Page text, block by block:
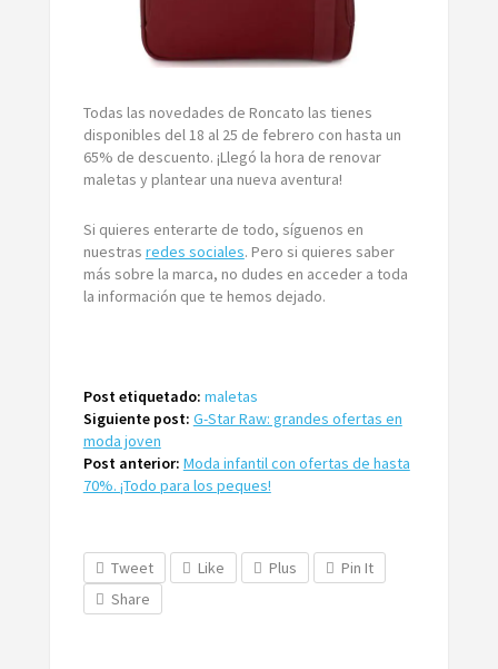
Todas las novedades de Roncato las tienes
disponibles del 18 al 25 de febrero con hasta un
65% de descuento. ¡Llegó la hora de renovar
maletas y plantear una nueva aventura!
Si quieres enterarte de todo, síguenos en
nuestras redes sociales. Pero si quieres saber
más sobre la marca, no dudes en acceder a toda
la información que te hemos dejado.
Post etiquetado: maletas
Siguiente post: G-Star Raw: grandes ofertas en
moda joven
Post anterior: Moda infantil con ofertas de hasta
70%. ¡Todo para los peques!
Tweet Like Plus
Pin It
Share